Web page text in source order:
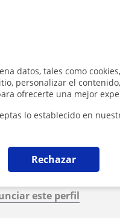
datos, tales como
personalizar el
ofrecerte una mejor
lo establecido en
Rechazar
este perfil